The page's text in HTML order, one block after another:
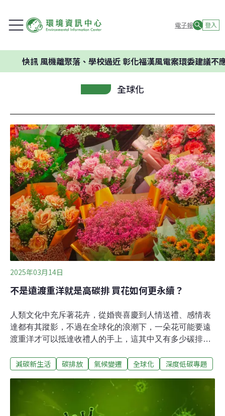
電子報 登入
風機離聚落、學校過近 彰化福漢風電案環委建議不應開發
全球化
2025年03月14日
不是遠渡重洋就是高碳排 買花如何更永續？
人類文化中充斥著花卉，從婚喪喜慶到人情送禮、感情表
達都有其蹤影，不過在全球化的浪潮下，一朵花可能要遠
渡重洋才可以抵達收禮人的手上，這其中又有多少碳排放
全球重要的經濟產業，2015年的貿易額高達150億歐元，
交易商、花店及消費者手上，整條產業鏈需要全面冷鏈才
能讓花維持「休眠」，且運送需在24至48小時內完成，因
為每延誤一天，花卉價格就會下跌15%，這代表須採用最
減碳新生活 碳排放 氣候變遷 全球化 深度低碳專題